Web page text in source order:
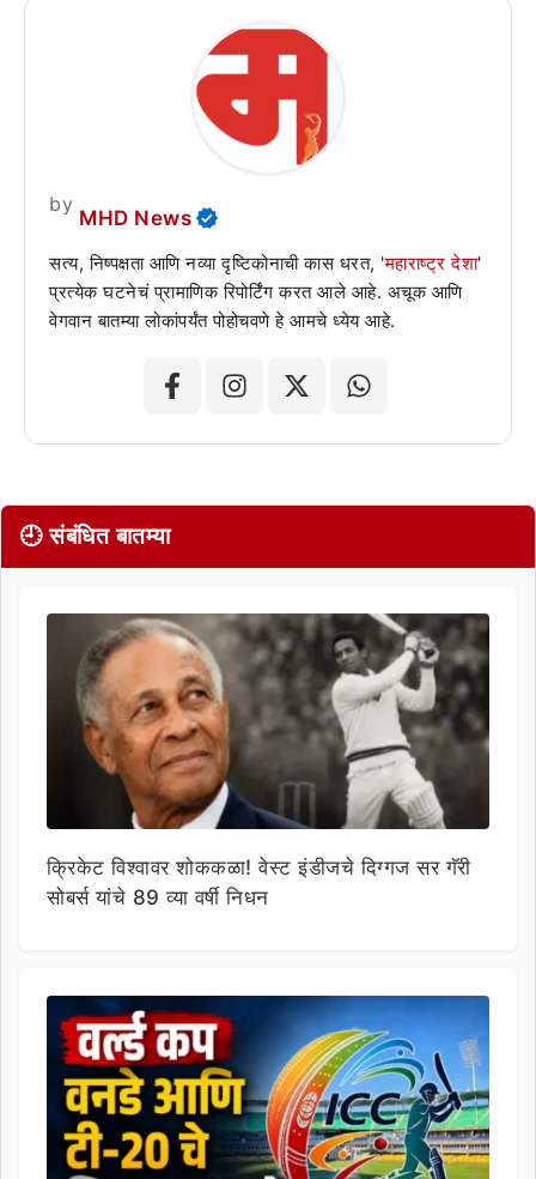
by
MHD News
सत्य, निष्पक्षता आणि नव्या दृष्टिकोनाची कास धरत, 'महाराष्ट्र देशा'
प्रत्येक घटनेचं प्रामाणिक रिपोर्टिंग करत आले आहे. अचूक आणि
वेगवान बातम्या लोकांपर्यंत पोहोचवणे हे आमचे ध्येय आहे.
🕘 संबंधित बातम्या
क्रिकेट विश्वावर शोककळा! वेस्ट इंडीजचे दिग्गज सर गॅरी
सोबर्स यांचे 89 व्या वर्षी निधन